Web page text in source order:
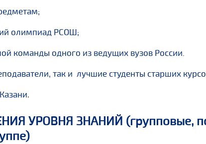
олимпиад РСОШ;
команды одного из ведущих вузов России.
так и лучшие студенты старших
.
УРОВНЯ ЗНАНИЙ (групповые,